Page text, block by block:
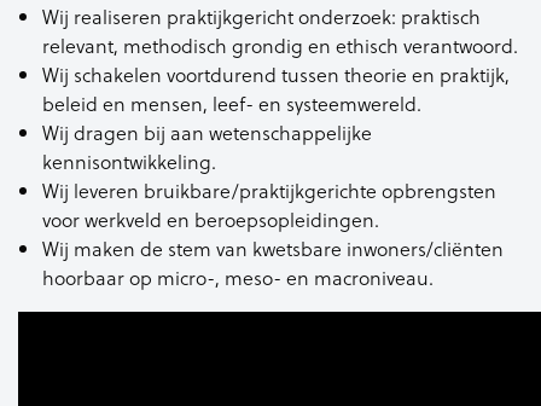
Wij realiseren praktijkgericht onderzoek: praktisch
relevant, methodisch grondig en ethisch verantwoord.
Wij schakelen voortdurend tussen theorie en praktijk,
beleid en mensen, leef- en systeemwereld.
Wij dragen bij aan wetenschappelijke
kennisontwikkeling.
Wij leveren bruikbare/praktijkgerichte opbrengsten
voor werkveld en beroepsopleidingen.
Wij maken de stem van kwetsbare inwoners/cliënten
hoorbaar op micro-, meso- en macroniveau.